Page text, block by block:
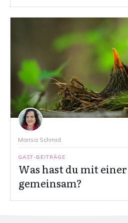
Marisa Schmid
GAST-BEITRÄGE
Was hast du mit
gemeinsam?